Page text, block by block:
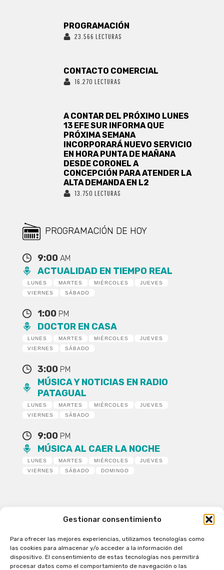
Gestionar consentimiento
Para ofrecer las mejores experiencias, utilizamos tecnologías como
las cookies para almacenar y/o acceder a la información del
dispositivo. El consentimiento de estas tecnologías nos permitirá
procesar datos como el comportamiento de navegación o las
PROGRAMACIÓN
23.566 LECTURAS
CONTACTO COMERCIAL
16.270 LECTURAS
A CONTAR DEL PRÓXIMO LUNES
13 EFE SUR INFORMA QUE
PRÓXIMA SEMANA
INCORPORARÁ NUEVO SERVICIO
EN HORA PUNTA DE MAÑANA
DESDE CORONEL A
CONCEPCIÓN PARA ATENDER LA
ALTA DEMANDA EN L2
13.750 LECTURAS
PROGRAMACIÓN DE HOY
9:00 AM
ACTUALIDAD EN TIEMPO REAL
LUNES MARTES MIÉRCOLES
JUEVES
VIERNES
SÁBADO
1:00 PM
DOCTOR EN CASA
LUNES MARTES MIÉRCOLES
JUEVES
VIERNES
SÁBADO
3:00 PM
MÚSICA Y NOTICIAS EN RADIO
PATAGUAL
LUNES MARTES MIÉRCOLES
JUEVES
VIERNES
SÁBADO
9:00 PM
MÚSICA AL CAER LA NOCHE
LUNES MARTES MIÉRCOLES
JUEVES
VIERNES
SÁBADO DOMINGO
Patagual Radio Digital 2026 - Todos los derechos
reservados